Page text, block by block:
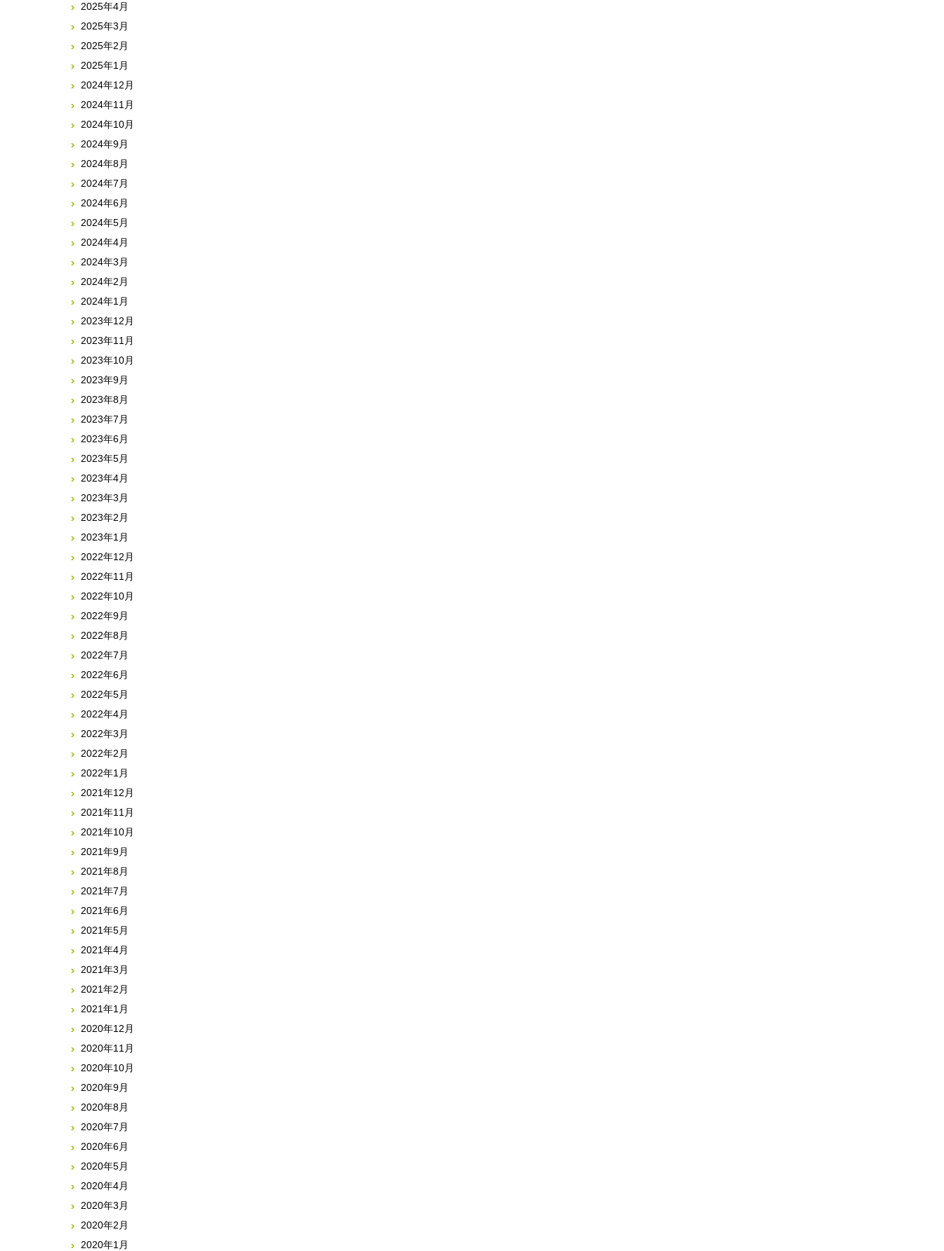
2025年4月
2025年3月
2025年2月
2025年1月
2024年12月
2024年11月
2024年10月
2024年9月
2024年8月
2024年7月
2024年6月
2024年5月
2024年4月
2024年3月
2024年2月
2024年1月
2023年12月
2023年11月
2023年10月
2023年9月
2023年8月
2023年7月
2023年6月
2023年5月
2023年4月
2023年3月
2023年2月
2023年1月
2022年12月
2022年11月
2022年10月
2022年9月
2022年8月
2022年7月
2022年6月
2022年5月
2022年4月
2022年3月
2022年2月
2022年1月
2021年12月
2021年11月
2021年10月
2021年9月
2021年8月
2021年7月
2021年6月
2021年5月
2021年4月
2021年3月
2021年2月
2021年1月
2020年12月
2020年11月
2020年10月
2020年9月
2020年8月
2020年7月
2020年6月
2020年5月
2020年4月
2020年3月
2020年2月
2020年1月